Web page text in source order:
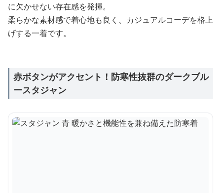
に欠かせない存在感を発揮。
柔らかな素材感で着心地も良く、カジュアルコーデを格上
げする一着です。
赤ボタンがアクセント！防寒性抜群のダークブル
ースタジャン